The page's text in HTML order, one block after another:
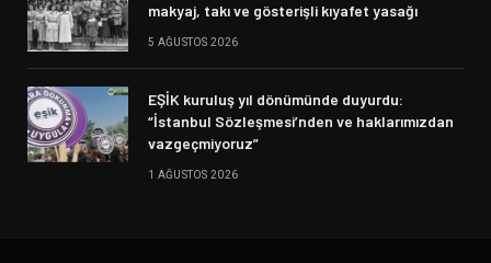
makyaj, takı ve gösterişli kıyafet yasağı
5 AĞUSTOS 2026
EŞİK kuruluş yıl dönümünde duyurdu:
“İstanbul Sözleşmesi’nden ve haklarımızdan
vazgeçmiyoruz”
1 AĞUSTOS 2026